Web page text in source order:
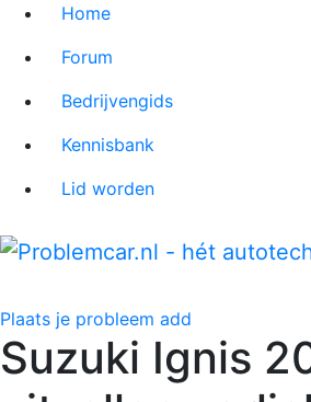
Home
Forum
Bedrijvengids
Kennisbank
Lid worden
Plaats je probleem add
Suzuki Ignis